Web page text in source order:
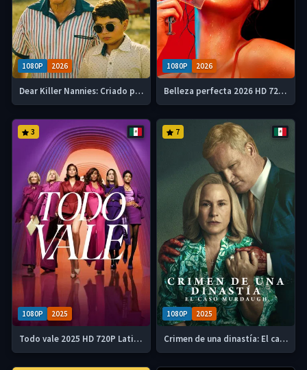
1080P 2026
Dear Killer Nannies: Criado por sicarios 2026 Serie HD 720p Latino
1080P 2026
Belleza perfecta 2026 HD 720p Latino
1080P 2025
3
Todo vale 2025 HD 720P Latino Temporada 1
1080P 2025
7
Crimen de una dinastía: El caso Murdaugh 2025 HD 720p Latino Temporada 1